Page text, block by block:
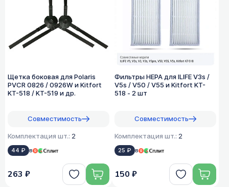
Щетка боковая для Polaris
PVCR 0826 / 0926W и Kitfort
KT-518 / KT-519 и др.
Совместимость
Комплектация шт.: 2
44 ₽ в
263 ₽
Фильтры HEPA для ILIFE V3s /
V5s / V50 / V55 и Kitfort KT-
518 - 2 шт
Совместимость
Комплектация шт.: 2
25 ₽ в
150 ₽